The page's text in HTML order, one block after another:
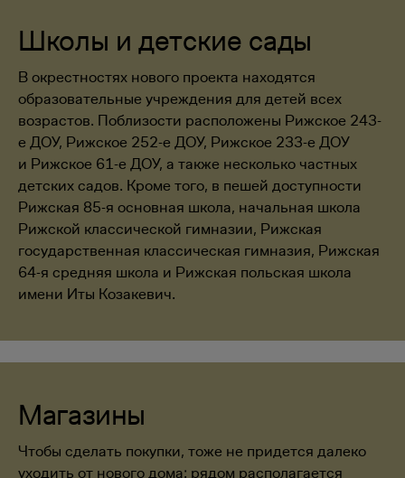
Школы и детские сады
В окрестностях нового проекта находятся
образовательные учреждения для детей всех
возрастов. Поблизости расположены Рижское 243-
е ДОУ, Рижское 252-е ДОУ, Рижское 233-е ДОУ
и Рижское 61-е ДОУ, а также несколько частных
детских садов. Кроме того, в пешей доступности
Рижская 85-я основная школа, начальная школа
Рижской классической гимназии, Рижская
государственная классическая гимназия, Рижская
64-я средняя школа и Рижская польская школа
имени Иты Козакевич.
Магазины
Чтобы сделать покупки, тоже не придется далеко
уходить от нового дома: рядом располагается